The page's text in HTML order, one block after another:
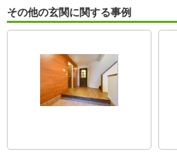
その他の玄関に関する事例